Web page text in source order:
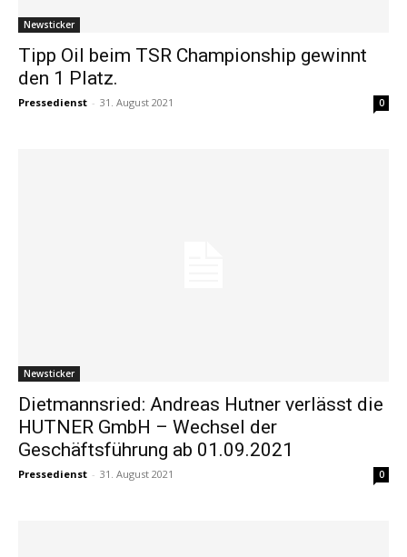
Newsticker
Tipp Oil beim TSR Championship gewinnt
den 1 Platz.
Pressedienst - 31. August 2021 0
Newsticker
Dietmannsried: Andreas Hutner verlässt die
HUTNER GmbH – Wechsel der
Geschäftsführung ab 01.09.2021
Pressedienst - 31. August 2021 0